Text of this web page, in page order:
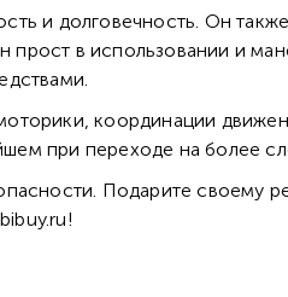
и долговечность. Он
в использовании и
координации
при переходе на более
Подарите своему